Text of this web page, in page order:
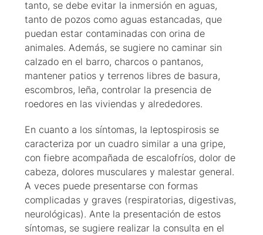
tanto, se debe evitar la inmersión en aguas,
tanto de pozos como aguas estancadas, que
puedan estar contaminadas con orina de
animales. Además, se sugiere no caminar sin
calzado en el barro, charcos o pantanos,
mantener patios y terrenos libres de basura,
escombros, leña, controlar la presencia de
roedores en las viviendas y alrededores.
En cuanto a los síntomas, la leptospirosis se
caracteriza por un cuadro similar a una gripe,
con fiebre acompañada de escalofríos, dolor de
cabeza, dolores musculares y malestar general.
A veces puede presentarse con formas
complicadas y graves (respiratorias, digestivas,
neurológicas). Ante la presentación de estos
síntomas, se sugiere realizar la consulta en el